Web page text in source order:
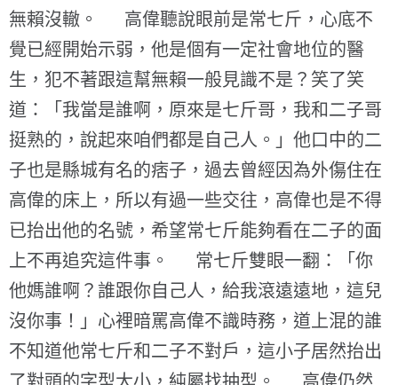
無賴沒轍。 高偉聽說眼前是常七斤，心底不
覺已經開始示弱，他是個有一定社會地位的醫
生，犯不著跟這幫無賴一般見識不是？笑了笑
道：「我當是誰啊，原來是七斤哥，我和二子哥
挺熟的，說起來咱們都是自己人。」他口中的二
子也是縣城有名的痞子，過去曾經因為外傷住在
高偉的床上，所以有過一些交往，高偉也是不得
已抬出他的名號，希望常七斤能夠看在二子的面
上不再追究這件事。 常七斤雙眼一翻：「你
他媽誰啊？誰跟你自己人，給我滾遠遠地，這兒
沒你事！」心裡暗罵高偉不識時務，道上混的誰
不知道他常七斤和二子不對戶，這小子居然抬出